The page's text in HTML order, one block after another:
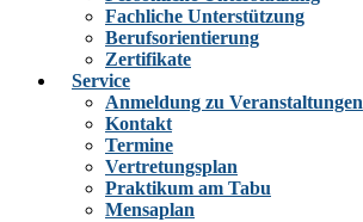
Fachliche Unterstützung
Berufsorientierung
Zertifikate
Service
Anmeldung zu Veranstaltungen
Kontakt
Termine
Vertretungsplan
Praktikum am Tabu
Mensaplan